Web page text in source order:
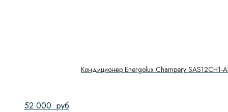
Кондиционер Energolux Champery SAS12CH1-
52 000 руб